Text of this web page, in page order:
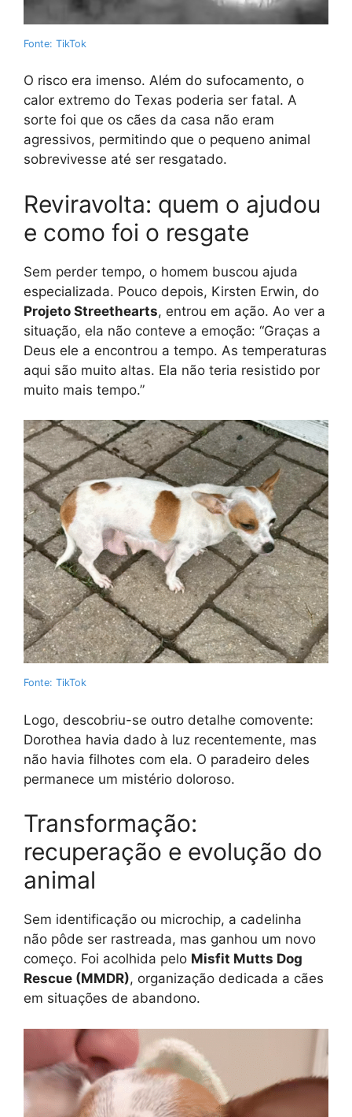
Fonte: TikTok
O risco era imenso. Além do sufocamento, o
calor extremo do Texas poderia ser fatal. A
sorte foi que os cães da casa não eram
agressivos, permitindo que o pequeno animal
sobrevivesse até ser resgatado.
Reviravolta: quem o ajudou
e como foi o resgate
Sem perder tempo, o homem buscou ajuda
especializada. Pouco depois, Kirsten Erwin, do
Projeto Streethearts, entrou em ação. Ao ver a
situação, ela não conteve a emoção: “Graças a
Deus ele a encontrou a tempo. As temperaturas
aqui são muito altas. Ela não teria resistido por
muito mais tempo.”
Fonte: TikTok
Logo, descobriu-se outro detalhe comovente:
Dorothea havia dado à luz recentemente, mas
não havia filhotes com ela. O paradeiro deles
permanece um mistério doloroso.
Transformação:
recuperação e evolução do
animal
Sem identificação ou microchip, a cadelinha
não pôde ser rastreada, mas ganhou um novo
começo. Foi acolhida pelo Misfit Mutts Dog
Rescue (MMDR), organização dedicada a cães
em situações de abandono.